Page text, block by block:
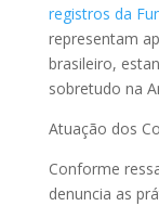
registros da
representam
brasileiro,
sobretudo na
Atuação dos
Conforme
denuncia as